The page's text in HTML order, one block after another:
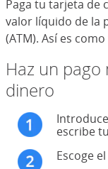
Paga tu tarjeta de
valor líquido de la
(ATM). Así es
Haz un
dinero
escribe
Escoge